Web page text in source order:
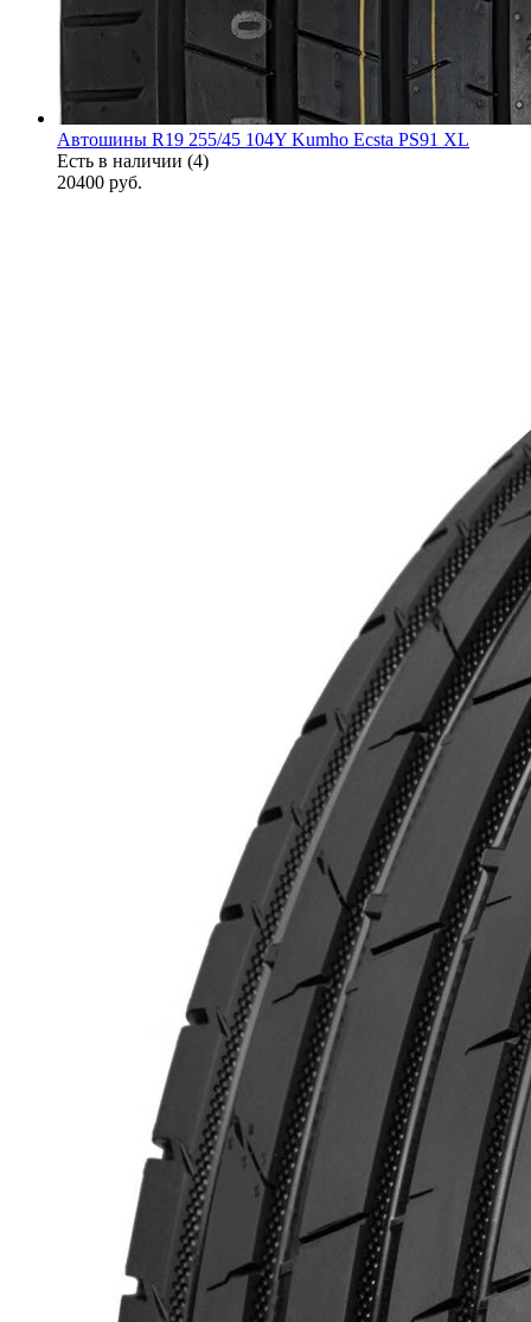
Автошины R19 255/45 104Y Kumho Ecsta PS91 XL
Есть в наличии (4)
20400 руб.